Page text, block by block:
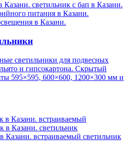
светильник с бап в Казани.
питания в Казани.
в Казани.
светильники для подвесных
и гипсокартона. Скрытый
595×595, 600×600, 1200×300 мм и
в Казани. встраиваемый
в Казани. светильник
Казани. встраиваемый светильник